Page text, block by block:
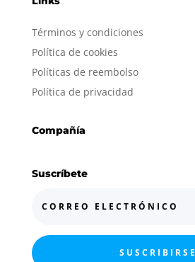
Términos y condiciones
Política de cookies
Políticas de reembolso
Política de privacidad
Compañía
Suscríbete
SUSCRIBIRSE